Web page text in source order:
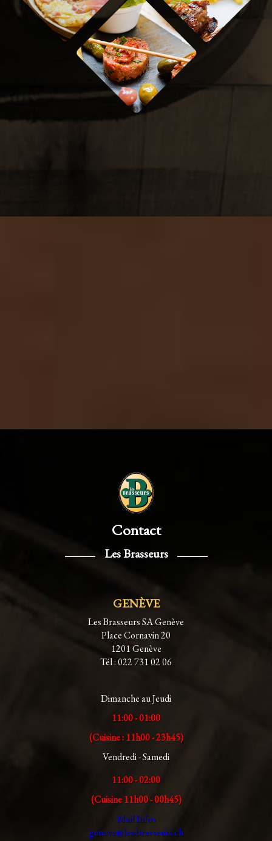
Contact
Les Brasseurs
GENÈVE
Les Brasseurs SA Genève
Place Cornavin 20
1201 Genève
Tél : 022 731 02 06
Dimanche au Jeudi
11:00 - 01:00
(Cuisine : 11h00 - 23h45)
Vendredi - Samedi
11:00 - 02:00
(Cuisine 11h00 - 00h45)
Mail Infos
geneve@les-brasseurs.ch